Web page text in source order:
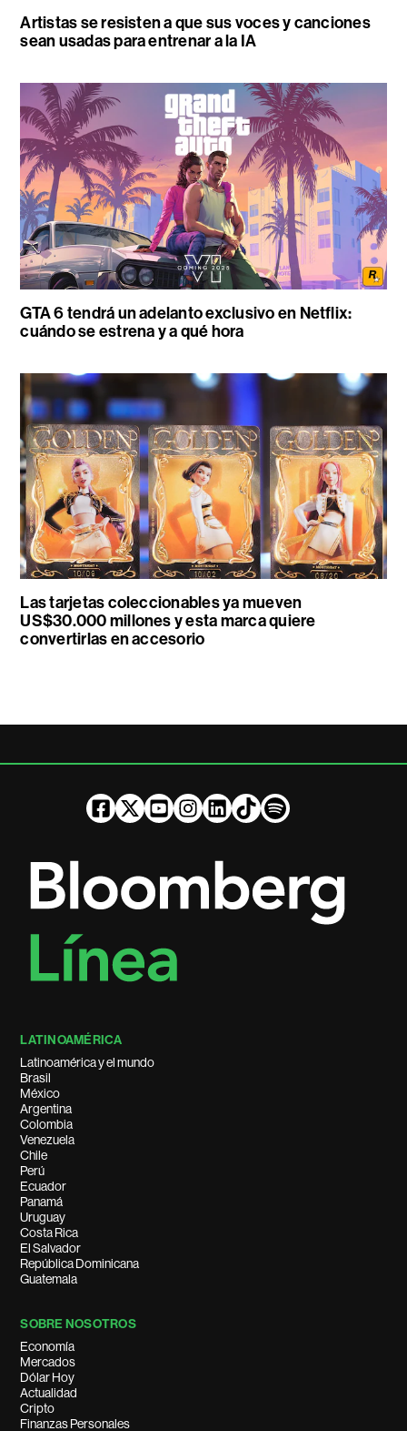
Artistas se resisten a que sus voces y canciones
sean usadas para entrenar a la IA
GTA 6 tendrá un adelanto exclusivo en Netflix:
cuándo se estrena y a qué hora
Las tarjetas coleccionables ya mueven
US$30.000 millones y esta marca quiere
convertirlas en accesorio
LATINOAMÉRICA
Latinoamérica y el mundo
Brasil
México
Argentina
Colombia
Venezuela
Chile
Perú
Ecuador
Panamá
Uruguay
Costa Rica
El Salvador
República Dominicana
Guatemala
SOBRE NOSOTROS
Economía
Mercados
Dólar Hoy
Actualidad
Cripto
Finanzas Personales